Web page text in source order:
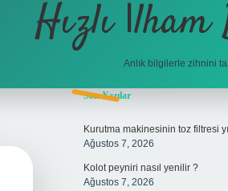
Hızlı
Anlık bilgilerle zihnini
Sidebar
Son Yazılar
Kurutma makinesinin toz filtresi
Ağustos 7, 2026
Kolot peyniri nasıl yenilir ?
Ağustos 7, 2026